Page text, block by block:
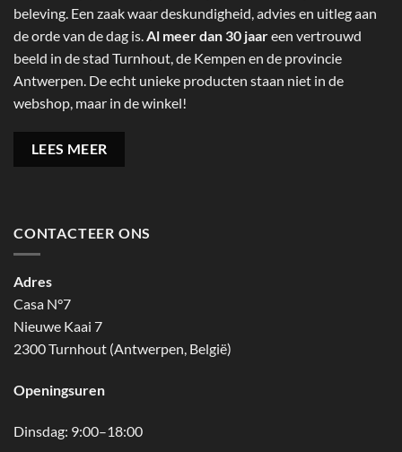
beleving. Een zaak waar deskundigheid, advies en uitleg aan
de orde van de dag is. Al meer dan 30 jaareen vertrouwd
beeld in de stad Turnhout, de Kempen en de provincie
Antwerpen. De echt unieke producten staan niet in de
webshop, maar in de winkel!
LEES MEER
CONTACTEER ONS
Adres
Casa N°7
Nieuwe Kaai 7
2300 Turnhout (Antwerpen, België)
Openingsuren
Dinsdag: 9:00–18:00